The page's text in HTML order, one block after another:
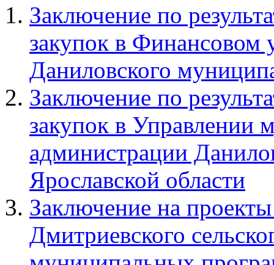
Заключение по
закупок в Финансовом
Даниловского
Заключение по
закупок в
администрации
Ярославской области
Заключение на
Дмитриевского